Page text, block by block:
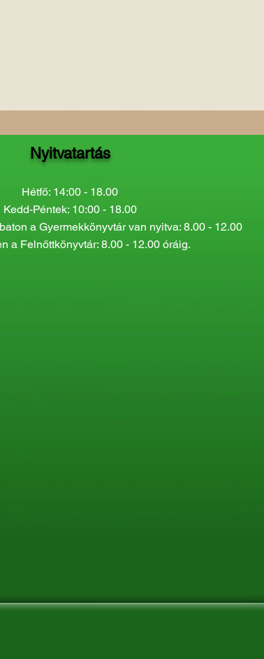
Nyitvatartás
Hétfő: 14:00 - 18.00
Kedd-Péntek: 10:00 - 18.00
a Gyermekkönyvtár van nyitva: 8.00 - 12.00
a Felnőttkönyvtár: 8.00 - 12.00 óráig.